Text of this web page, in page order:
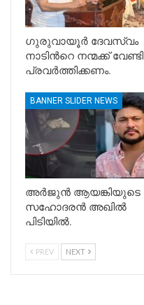
ഗുരുവായൂർ ദേവസ്വം
നാടിൻറെ നന്മക്ക് വേണ്ടി
പ്രവർത്തിക്കണം.
BANNER SLIDER NEWS
അർജുൻ ആയങ്കിയുടെ
സഹോദരൻ അഖിൽ
പിടിയിൽ.
PREV NEXT